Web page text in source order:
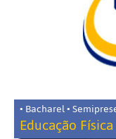
• Bacharel •
Educação